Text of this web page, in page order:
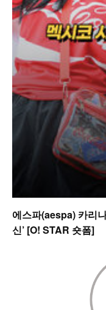
에스파(aespa) 카리
신’ [O! STAR 숏폼]